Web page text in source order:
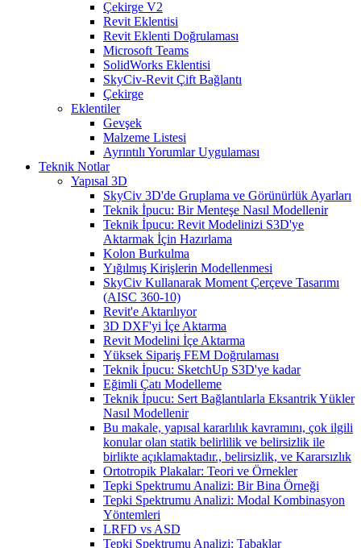
Çekirge V2
Revit Eklentisi
Revit Eklenti Doğrulaması
Microsoft Teams
SolidWorks Eklentisi
SkyCiv-Revit Çift Bağlantı
Çekirge
Eklentiler
Gevşek
Malzeme Listesi
Ayrıntılı Yorumlar Uygulaması
Teknik Notlar
Yapısal 3D
SkyCiv 3D'de Gruplama ve Görünürlük Ayarları
Teknik İpucu: Bir Menteşe Nasıl Modellenir
Teknik İpucu: Revit Modelinizi S3D'ye
Aktarmak İçin Hazırlama
Kolon Burkulma
Yığılmış Kirişlerin Modellenmesi
SkyCiv Kullanarak Moment Çerçeve Tasarımı
(AISC 360-10)
Revit'e Aktarılıyor
3D DXF'yi İçe Aktarma
Revit Modelini İçe Aktarma
Yüksek Sipariş FEM Doğrulaması
Teknik İpucu: SketchUp S3D'ye kadar
Eğimli Çatı Modelleme
Teknik İpucu: Sert Bağlantılarla Eksantrik Yükler
Nasıl Modellenir
Bu makale, yapısal kararlılık kavramını, çok ilgili
konular olan statik belirlilik ve belirsizlik ile
birlikte açıklamaktadır., belirsizlik, ve Kararsızlık
Ortotropik Plakalar: Teori ve Örnekler
Tepki Spektrumu Analizi: Bir Bina Örneği
Tepki Spektrumu Analizi: Modal Kombinasyon
Yöntemleri
LRFD vs ASD
Tepki Spektrumu Analizi: Tabaklar